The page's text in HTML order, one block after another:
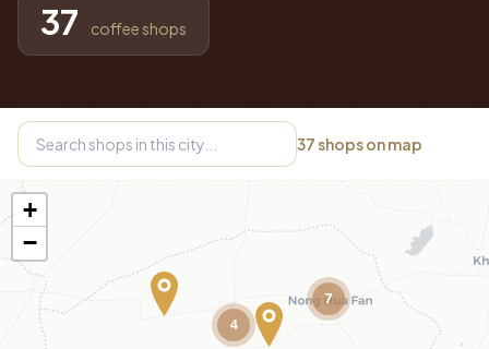
37 coffee shops
37 shops on map
4
7
+
−